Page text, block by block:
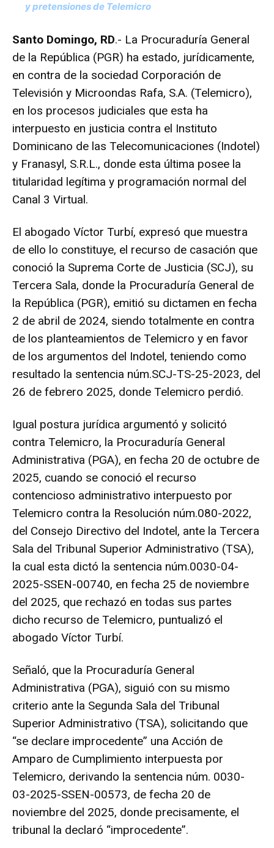
y pretensiones de Telemicro
Santo Domingo, RD.- La Procuraduría General
de la República (PGR) ha estado, jurídicamente,
en contra de la sociedad Corporación de
Televisión y Microondas Rafa, S.A. (Telemicro),
en los procesos judiciales que esta ha
interpuesto en justicia contra el Instituto
Dominicano de las Telecomunicaciones (Indotel)
y Franasyl, S.R.L., donde esta última posee la
titularidad legítima y programación normal del
Canal 3 Virtual.
El abogado Víctor Turbí, expresó que muestra
de ello lo constituye, el recurso de casación que
conoció la Suprema Corte de Justicia (SCJ), su
Tercera Sala, donde la Procuraduría General de
la República (PGR), emitió su dictamen en fecha
2 de abril de 2024, siendo totalmente en contra
de los planteamientos de Telemicro y en favor
de los argumentos del Indotel, teniendo como
resultado la sentencia núm.SCJ-TS-25-2023, del
26 de febrero 2025, donde Telemicro perdió.
Igual postura jurídica argumentó y solicitó
contra Telemicro, la Procuraduría General
Administrativa (PGA), en fecha 20 de octubre de
2025, cuando se conoció el recurso
contencioso administrativo interpuesto por
Telemicro contra la Resolución núm.080-2022,
del Consejo Directivo del Indotel, ante la Tercera
Sala del Tribunal Superior Administrativo (TSA),
la cual esta dictó la sentencia núm.0030-04-
2025-SSEN-00740, en fecha 25 de noviembre
del 2025, que rechazó en todas sus partes
dicho recurso de Telemicro, puntualizó el
abogado Víctor Turbí.
Señaló, que la Procuraduría General
Administrativa (PGA), siguió con su mismo
criterio ante la Segunda Sala del Tribunal
Superior Administrativo (TSA), solicitando que
“se declare improcedente” una Acción de
Amparo de Cumplimiento interpuesta por
Telemicro, derivando la sentencia núm. 0030-
03-2025-SSEN-00573, de fecha 20 de
noviembre del 2025, donde precisamente, el
tribunal la declaró “improcedente”.